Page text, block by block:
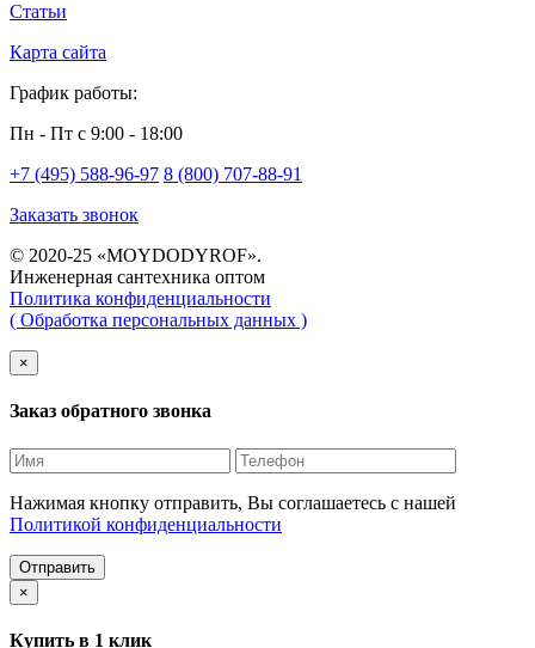
Статьи
Карта сайта
График работы:
Пн - Пт с 9:00 - 18:00
+7 (495) 588-96-97 8 (800) 707-88-91
Заказать звонок
© 2020-25 «MOYDODYROF».
Инженерная сантехника оптом
Политика конфиденциальности
( Обработка персональных данных )
×
Заказ обратного звонка
Нажимая кнопку отправить, Вы соглашаетесь с нашей
Политикой конфиденциальности
Отправить
×
Купить в 1 клик